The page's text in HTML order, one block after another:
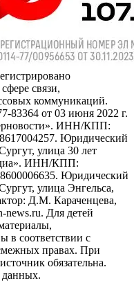
связи,
коммуникаций.
от 03 июня 2022 г.
ИНН/КПП:
Юридический
улица 30 лет
ИНН/КПП:
Юридический
улица Энгельса,
Д.М. Караченцева,
news.ru. Для детей
в соответствии с
правах. При
обязательна.
данных.